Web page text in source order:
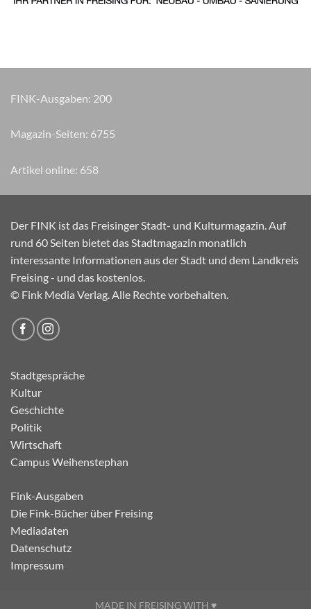
FINK-Ausgaben: 200
Magazin-Seiten: 8150
Artikel online: 658
Der FINK ist das Freisinger Stadt- und Kulturmagazin. Auf
rund 60 Seiten bietet das Stadtmagazin monatlich
interessante Informationen aus der Stadt und dem Landkreis
Freising - und das kostenlos.
© Fink Media Verlag. Alle Rechte vorbehalten.
Stadtgespräche
Kultur
Geschichte
Politik
Wirtschaft
Campus Weihenstephan
Fink-Ausgaben
Die Fink-Bücher über Freising
Mediadaten
Datenschutz
Impressum
MADE IN FREISING WITH ♥